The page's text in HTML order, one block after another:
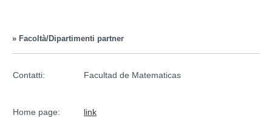
» Facoltà/Dipartimenti partner
Contatti: Facultad de Matematicas
Home page: link